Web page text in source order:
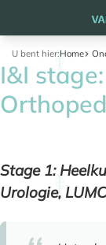
U bent hier:Home
I&I
Stage 1:
Urologie, LUMC